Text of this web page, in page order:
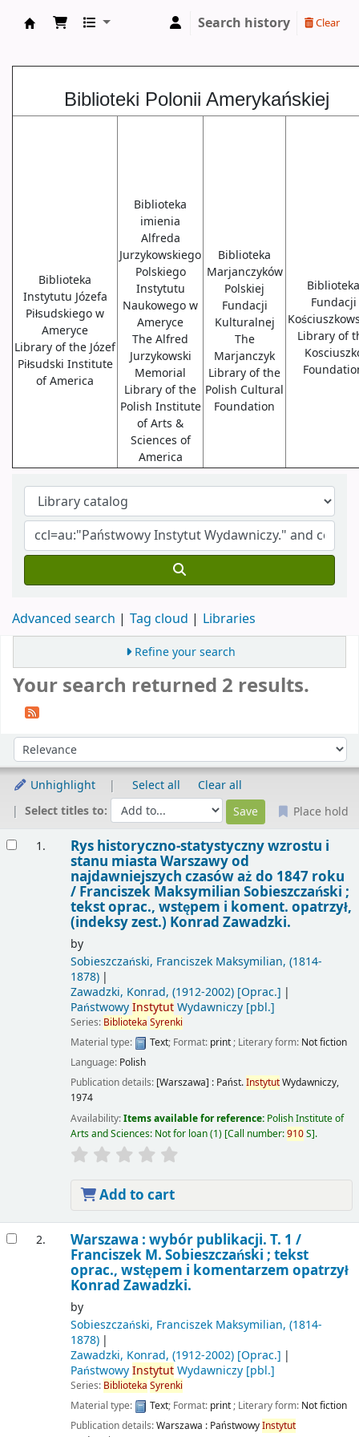
Search history Clear
Biblioteki Polonii Amerykańskiej
Biblioteka
Instytutu Józefa
Piłsudskiego w
Ameryce
Library of the Józef
Piłsudski Institute
of America
Biblioteka
imienia
Alfreda
Jurzykowskiego
Polskiego
Instytutu
Naukowego w
Ameryce
The Alfred
Jurzykowski
Memorial
Library of the
Polish Institute
of Arts &
Sciences of
America
Biblioteka
Marjanczyków
Polskiej
Fundacji
Kulturalnej
The
Marjanczyk
Library of the
Polish Cultural
Foundation
Biblioteka
Fundacji
Library of
Advanced search Tag cloud Libraries
Refine your search
Your search returned 2 results.
Sort by:
Unhighlight Select all
Clear all
Select titles to:
Place hold
1. Rys historyczno-statystyczny wzrostu i
stanu miasta Warszawy od
najdawniejszych czasów aż do 1847 roku
/ Franciszek Maksymilian Sobieszczański ;
tekst oprac., wstępem i koment. opatrzył,
(indeksy zest.) Konrad Zawadzki.
by
Sobieszczański, Franciszek Maksymilian, (1814-
1878)
Zawadzki, Konrad, (1912-2002)[Oprac.]
PaństwowyInstytutWydawniczy[pbl.]
Series: Biblioteka Syrenki
Material type:
Text; Format: print; Literary form: Not fiction
Language: Polish
Publication details: [Warszawa] : Państ.InstytutWydawniczy,
1974
Availability:Items available for reference: Polish Institute of
Arts and Sciences: Not for loan(1) Call number:910S .
Add to cart
2. Warszawa : wybór publikacji. T. 1 /
Franciszek M. Sobieszczański ; tekst
oprac., wstępem i komentarzem opatrzył
Konrad Zawadzki.
by
Sobieszczański, Franciszek Maksymilian, (1814-
1878)
Zawadzki, Konrad, (1912-2002)[Oprac.]
PaństwowyInstytutWydawniczy[pbl.]
Series: Biblioteka Syrenki
Material type:
Text; Format: print; Literary form: Not fiction
Publication details:Warszawa : PaństwowyInstytut